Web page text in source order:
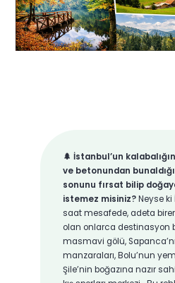
🌲 İstanbul’un
ve betonundan
sonunu fırsat bilip
istemez misiniz?Neyse ki
saat mesafede, adeta
olan onlarca destinasyon
masmavi gölü,
manzaraları, Bolu’nun
Şile’nin boğazına nazır